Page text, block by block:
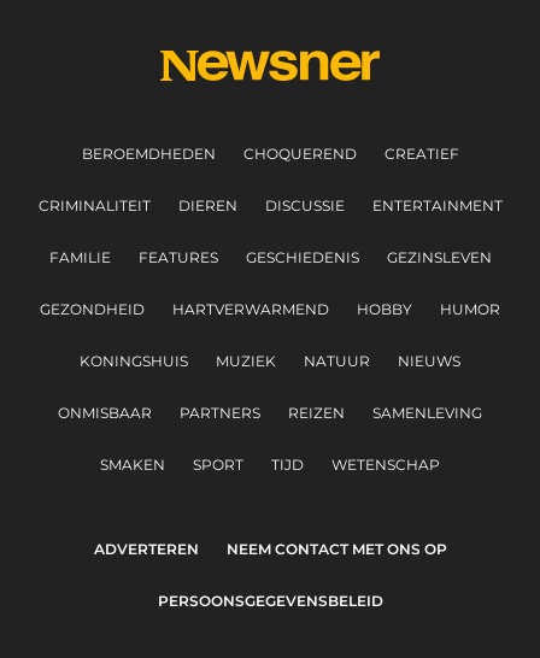
BEROEMDHEDEN CHOQUEREND CREATIEF
CRIMINALITEIT DIEREN DISCUSSIE ENTERTAINMENT
FAMILIE FEATURES GESCHIEDENIS GEZINSLEVEN
GEZONDHEID HARTVERWARMEND HOBBY HUMOR
KONINGSHUIS MUZIEK NATUUR NIEUWS
ONMISBAAR PARTNERS REIZEN SAMENLEVING
SMAKEN SPORT TIJD WETENSCHAP
ADVERTEREN NEEM CONTACT MET ONS OP
PERSOONSGEGEVENSBELEID